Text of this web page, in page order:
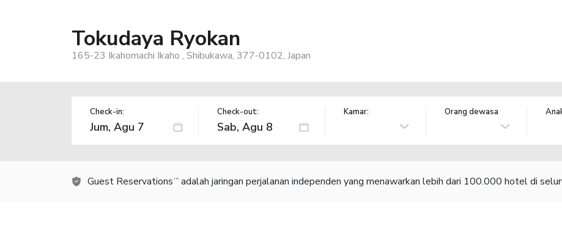
Tokudaya Ryokan
165-23 Ikahomachi Ikaho , Shibukawa, 377-0102, Japan
Check-in: Check-out: Kamar: Orang dewasa
Guest Reservations TM adalah jaringan perjalanan independen yang menawarkan lebih dari 100.000 hotel di